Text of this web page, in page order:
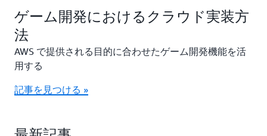
ゲーム開発におけるクラウド実装方
法
AWS で提供される目的に合わせたゲーム開発機能を活
用する
記事を見つける »